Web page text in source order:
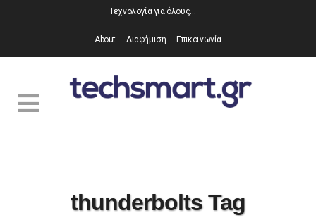
Τεχνολογία για όλους…
About Διαφήμιση Επικοινωνία
thunderbolts Tag